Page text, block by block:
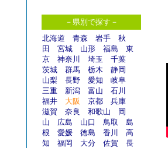
－県別で探す－
北海道
青森 岩手
秋
田
宮城 山形 福島
東
京
神奈川 埼玉
千葉
茨城
群馬 栃木
静岡
山梨
長野 愛知
岐阜
三重
新潟 富山
石川
福井
大阪 京都
兵庫
滋賀
奈良 和歌山
岡
山
広島 山口 鳥取
島
根
愛媛 徳島 香川
高
知
福岡 大分 佐賀
長